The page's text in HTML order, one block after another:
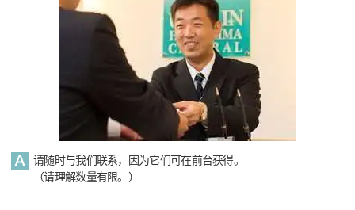
请随时与我们联系，因为它们可在前台获得。
（请理解数量有限。）